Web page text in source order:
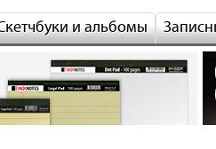
и альбомы